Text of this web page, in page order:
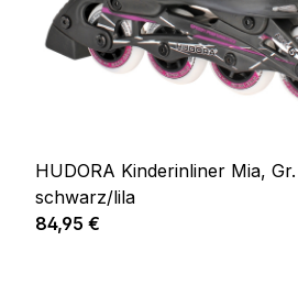
HUDORA Kinderinliner Mia,
schwarz/lila
Regulärer Preis:
84,95 €